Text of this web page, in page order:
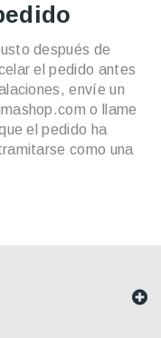
después de
el pedido antes
envíe un
o llame
el pedido ha
como una